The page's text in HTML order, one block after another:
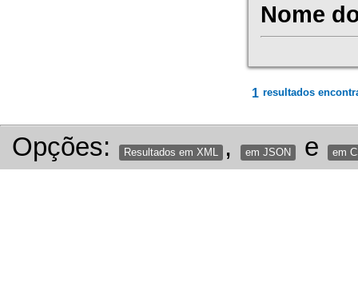
Nome
1 resultados
Opções: Resultados em XML , em JSON e em